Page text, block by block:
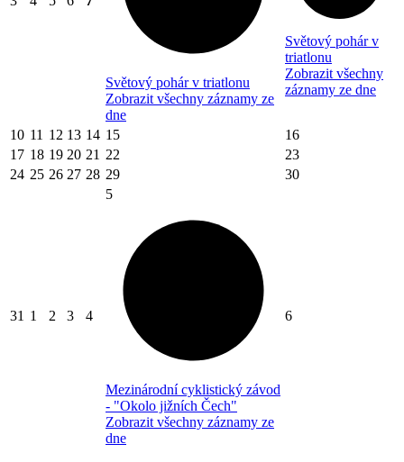
Světový pohár v triatlonu
Zobrazit všechny záznamy ze
dne
Světový pohár v
triatlonu
Zobrazit všechny
záznamy ze dne
10 11 12 13 14 15
16
17 18 19 20 21 22
23
24 25 26 27 28 29 30
31 1 2 3 4
5
Mezinárodní cyklistický závod
- "Okolo jižních Čech"
Zobrazit všechny záznamy ze
dne
6